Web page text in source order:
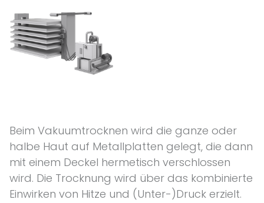
Beim Vakuumtrocknen wird die ganze oder
halbe Haut auf Metallplatten gelegt, die dann
mit einem Deckel hermetisch verschlossen
wird. Die Trocknung wird über das kombinierte
Einwirken von Hitze und (Unter-)Druck erzielt.